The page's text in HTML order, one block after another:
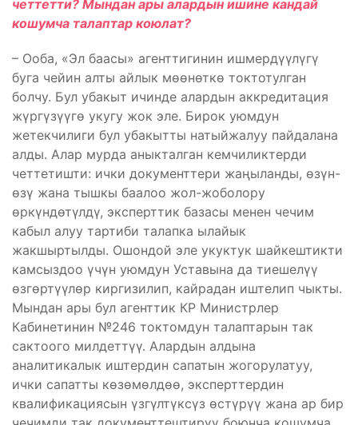
четтетти? Мындан ары алардын ишине кандай
кошумча талаптар коюлат?
– Ооба, «Эл баасы» агенттигинин ишмердүүлүгү
буга чейин алты айлык мөөнөткө токтотулган
болчу. Бул убакыт ичинде алардын аккредитация
жүргүзүүгө укугу жок эле. Бирок уюмдун
жетекчилиги бул убакытты натыйжалуу пайдалана
алды. Алар мурда аныкталган кемчиликтерди
четтетишти: ички документтери жаңыланды, өзүн-
өзү жана тышкы баалоо жол-жоболору
өркүндөтүлдү, эксперттик базасы менен чечим
кабыл алуу тартиби талапка ылайык
жакшыртылды. Ошондой эле укуктук шайкештикти
камсыздоо үчүн уюмдун Уставына да тиешелүү
өзгөртүүлөр киргизилип, кайрадан иштелип чыкты.
Мындан ары бул агенттик КР Министрлер
Кабинетинин №246 токтомдун талаптарын так
сактоого милдеттүү. Алардын алдына
аналитикалык иштердин сапатын жогорулатуу,
ички сапатты көзөмөлдөө, эксперттердин
квалификациясын үзгүлтүксүз өстүрүү жана ар бир